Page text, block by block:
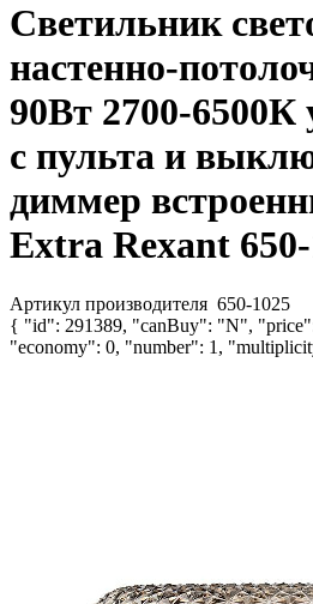
Светильник
настенно-
90Вт 2700-6500К
с пульта и
диммер
Extra Rexant
Артикул производителя 650-1025
{ "id": 291389, "canBuy": "N",
"economy": 0, "number": 1,